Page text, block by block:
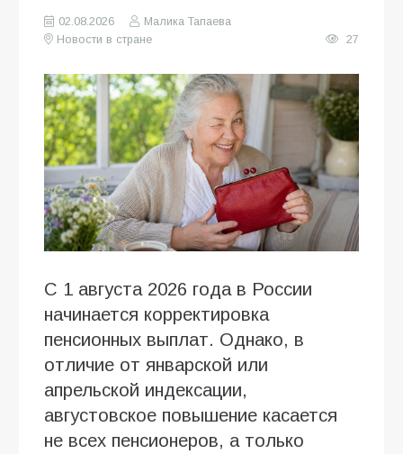
02.08.2026
Малика Тапаева
Новости в стране
27
С 1 августа 2026 года в России
начинается корректировка
пенсионных выплат. Однако, в
отличие от январской или
апрельской индексации,
августовское повышение касается
не всех пенсионеров, а только